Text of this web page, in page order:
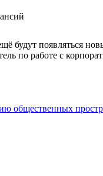
будут появляться
по работе с
общественных